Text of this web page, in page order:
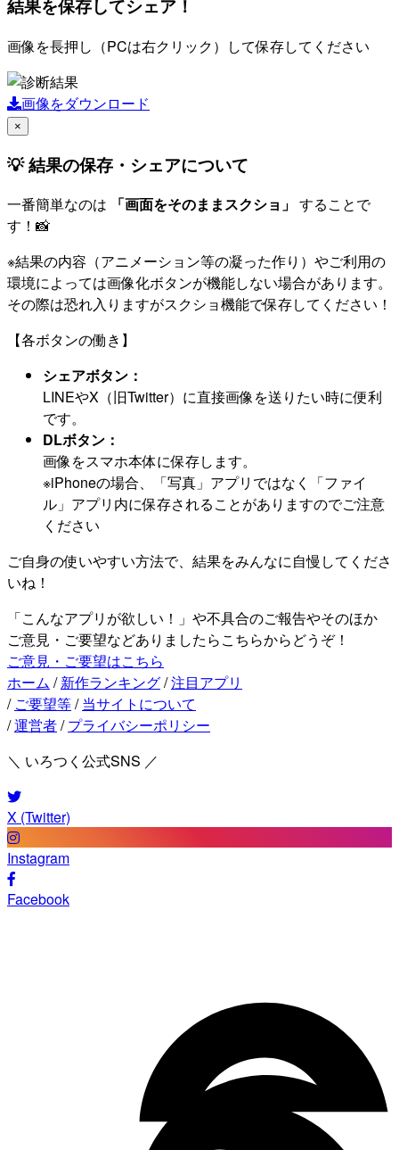
結果を保存してシェア！
画像を長押し（PCは右クリック）して保存してください
画像をダウンロード
×
💡 結果の保存・シェアについて
一番簡単なのは 「画面をそのままスクショ」 することで
す！📸
※結果の内容（アニメーション等の凝った作り）やご利用の
環境によっては画像化ボタンが機能しない場合があります。
その際は恐れ入りますがスクショ機能で保存してください！
【各ボタンの働き】
シェアボタン：
LINEやX（旧Twitter）に直接画像を送りたい時に便利
です。
DLボタン：
画像をスマホ本体に保存します。
※iPhoneの場合、「写真」アプリではなく「ファイ
ル」アプリ内に保存されることがありますのでご注意
ください
ご自身の使いやすい方法で、結果をみんなに自慢してくださ
いね！
「こんなアプリが欲しい！」や不具合のご報告やそのほか
ご意見・ご要望などありましたらこちらからどうぞ！
ご意見・ご要望はこちら
ホーム / 新作ランキング/注目アプリ
/ ご要望等/ 当サイトについて
/運営者/ プライバシーポリシー
＼ いろつく公式SNS ／
X (Twitter)
Instagram
Facebook